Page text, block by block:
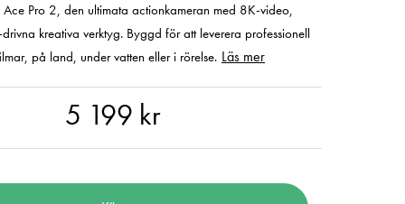
Pro 2, den ultimata actionkameran med 8K-video,
kreativa verktyg. Byggd för att leverera professionell
på land, under vatten eller i rörelse. Läs mer
5 199 kr